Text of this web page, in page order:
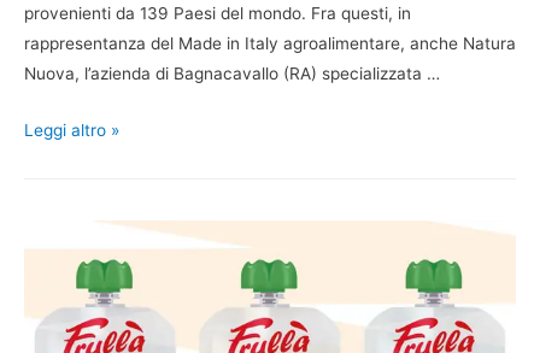
provenienti da 139 Paesi del mondo. Fra questi, in
rappresentanza del Made in Italy agroalimentare, anche Natura
Nuova, l’azienda di Bagnacavallo (RA) specializzata …
Leggi altro »